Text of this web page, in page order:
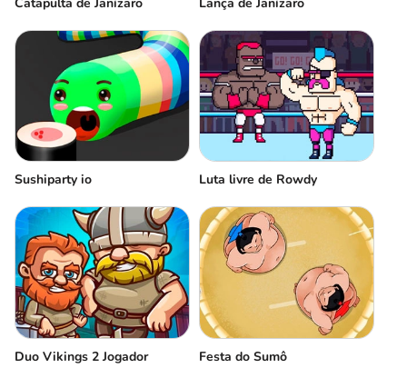
Sushiparty io Luta livre de Rowdy
Duo Vikings 2 Jogador Festa do Sumô